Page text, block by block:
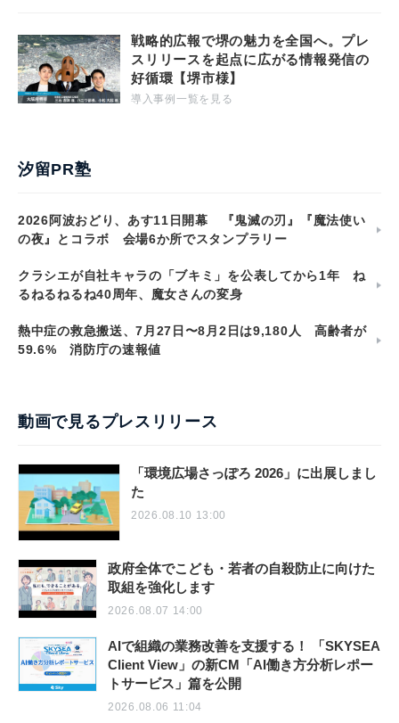
戦略的広報で堺の魅力を全国へ。プレ
スリリースを起点に広がる情報発信の
好循環【堺市様】
導入事例一覧を見る
汐留PR塾
2026阿波おどり、あす11日開幕 『鬼滅の刃』『魔法使い
の夜』とコラボ 会場6か所でスタンプラリー
クラシエが自社キャラの「ブキミ」を公表してから1年 ね
るねるねるね40周年、魔女さんの変身
熱中症の救急搬送、7月27日〜8月2日は9,180人 高齢者が
59.6% 消防庁の速報値
動画で見るプレスリリース
「環境広場さっぽろ 2026」に出展しまし
た
2026.08.10 13:00
政府全体でこども・若者の自殺防止に向けた
取組を強化します
2026.08.07 14:00
AIで組織の業務改善を支援する！ 「SKYSEA
Client View」の新CM「AI働き方分析レポー
トサービス」篇を公開
2026.08.06 11:04